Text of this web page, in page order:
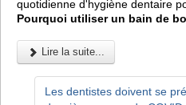
quotidienne d'hygiène dentaire
Pourquoi utiliser un bain de
Lire la suite...
Les dentistes doivent se